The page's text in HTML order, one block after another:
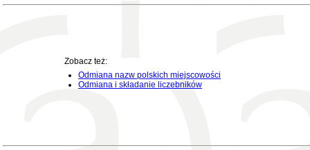
Zobacz też:
Odmiana nazw polskich miejscowości
Odmiana i składanie liczebników